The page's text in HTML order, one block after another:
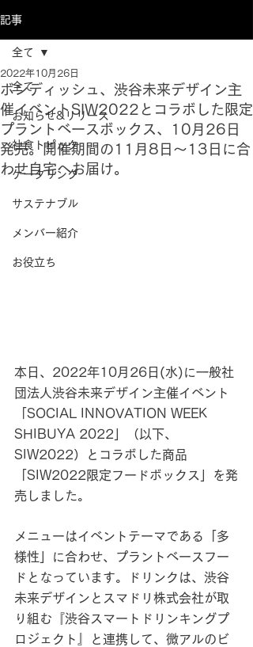
記事
全て
お知らせ&リリース
社食トピック
ケータリング
サステナブル
メンバー紹介
お役立ち
全て
ボンディッシュ、渋谷未来デザイン主
催イベントSIW2022とコラボした限定
プラントベースボックス、10月26日
発売。開催期間の11月8日～13日に合
わせ自宅へお届け。
2022年10月26日
本日、2022年10月26日(水)に一般社
団法人渋谷未来デザイン主催イベント
「SOCIAL INNOVATION WEEK
SHIBUYA 2022」（以下、
SIW2022）とコラボした商品
「SIW2022限定フードボックス」を発
売しました。
メニューはイベントテーマである「多
様性」に合わせ、プラントベースフー
ドとなっています。ドリンクは、渋谷
未来デザインとスマドリ株式会社が取
り組む『渋谷スマートドリンキングプ
ロジェクト』と連携して、微アルのビ